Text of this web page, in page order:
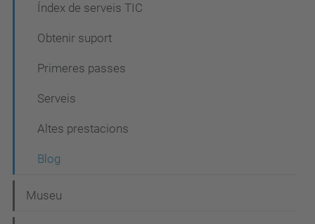
Índex de serveis TIC
Obtenir suport
Primeres passes
Serveis
Altes prestacions
Blog
Museu